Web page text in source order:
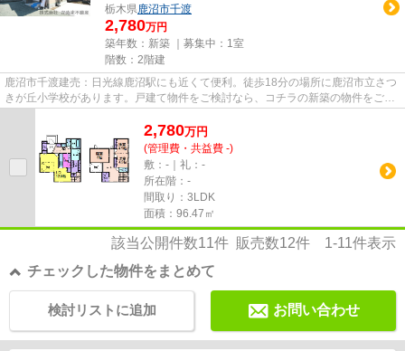
栃木県鹿沼市千渡
2,780万円
築年数：新築 ｜募集中： 1室
階数：2階建
鹿沼市千渡建売：日光線鹿沼駅にも近くて便利。徒歩18分の場所に鹿沼市立さつ
きが丘小学校があります。戸建て物件をご検討なら、コチラの新築の物件をご覧
2,780万円
(管理費・共益費 -)
敷：-｜礼：-
所在階：-
間取り：3LDK
面積：96.47㎡
該当公開件数11件 販売数12件 1-11件表示
チェックした物件をまとめて
お問い合わせ
検討リストに追加